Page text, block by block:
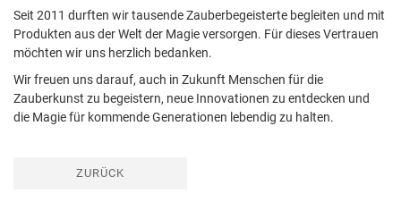
Seit 2011 durften wir tausende Zauberbegeisterte begleiten und mit
Produkten aus der Welt der Magie versorgen. Für dieses Vertrauen
möchten wir uns herzlich bedanken.
Wir freuen uns darauf, auch in Zukunft Menschen für die
Zauberkunst zu begeistern, neue Innovationen zu entdecken und
die Magie für kommende Generationen lebendig zu halten.
ZURÜCK